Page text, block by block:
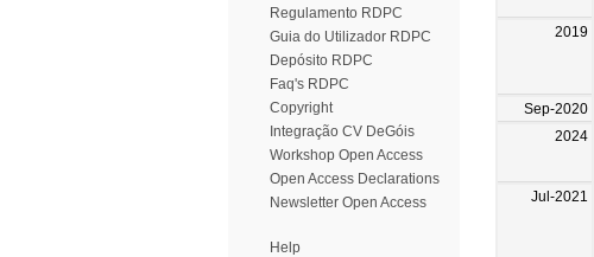
Regulamento RDPC
Guia do Utilizador RDPC
Depósito RDPC
Faq's RDPC
Copyright
Integração CV DeGóis
Workshop Open Access
Open Access Declarations
Newsletter Open Access
Help
2019
Sep-2020
2024
Jul-2021